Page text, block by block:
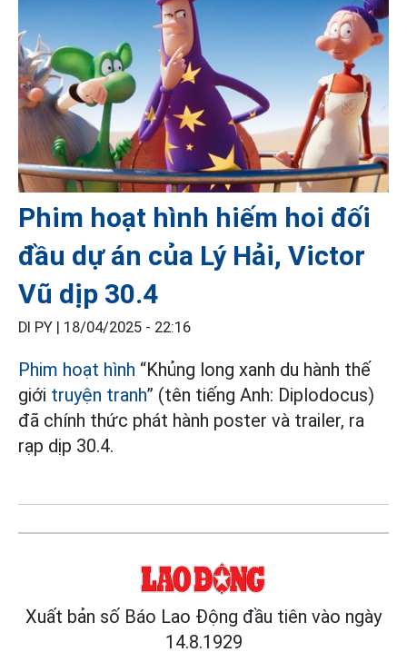
Phim hoạt hình hiếm hoi đối
đầu dự án của Lý Hải, Victor
Vũ dịp 30.4
DI PY | 18/04/2025 - 22:16
Phim hoạt hình “Khủng long xanh du hành thế
giới truyện tranh” (tên tiếng Anh: Diplodocus)
đã chính thức phát hành poster và trailer, ra
rạp dịp 30.4.
Xuất bản số Báo Lao Động đầu tiên vào ngày
14.8.1929